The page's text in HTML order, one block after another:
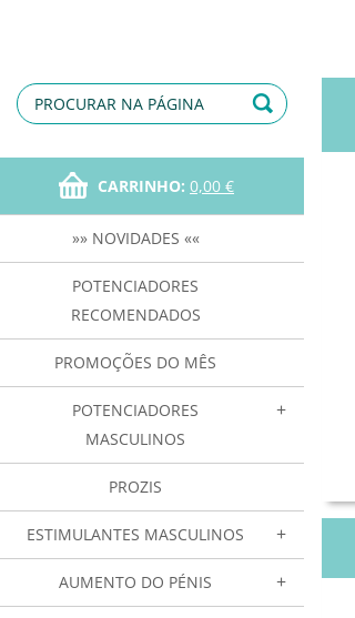
CARRINHO: 0,00 €
»» NOVIDADES ««
POTENCIADORES
RECOMENDADOS
PROMOÇÕES DO MÊS
POTENCIADORES
MASCULINOS
PROZIS
ESTIMULANTES MASCULINOS
AUMENTO DO PÉNIS